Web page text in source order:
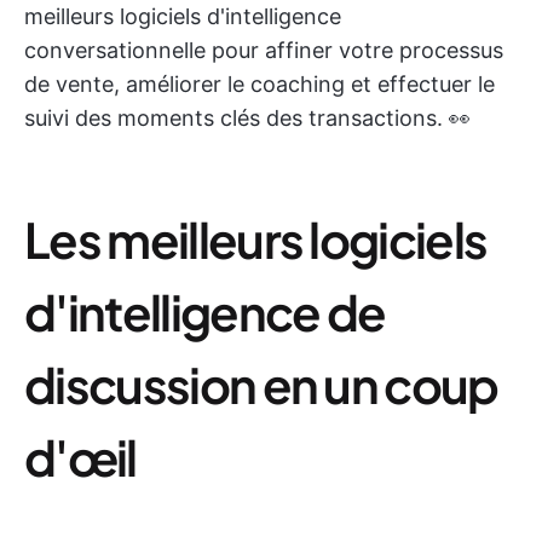
meilleurs logiciels d'intelligence
conversationnelle pour affiner votre processus
de vente, améliorer le coaching et effectuer le
suivi des moments clés des transactions. 👀
Les meilleurs logiciels
d'intelligence de
discussion en un coup
d'œil